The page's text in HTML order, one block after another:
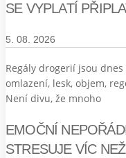
SE VYPLATÍ
5. 08. 2026
Regály drogerií jsou
omlazení, lesk, objem,
Není divu, že mnoho
EMOČNÍ
STRESUJE VÍC